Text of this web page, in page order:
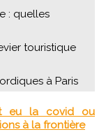
: quelles
touristique
à Paris
eu la covid ou
à la frontière